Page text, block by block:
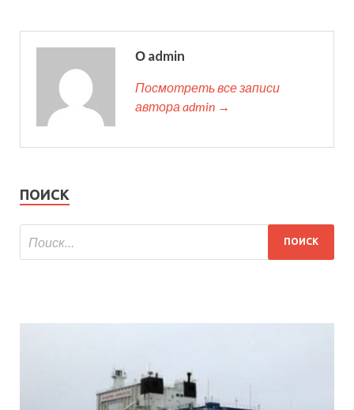
О admin
Посмотреть все записи
автора admin →
ПОИСК